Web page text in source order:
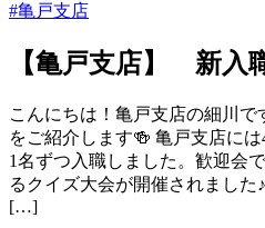
#亀戸支店
【亀戸支店】 新入
こんにちは！亀戸支店の細川
をご紹介します🍻 亀戸支店に
1名ずつ入職しました。歓迎会
るクイズ大会が開催されまし
[…]